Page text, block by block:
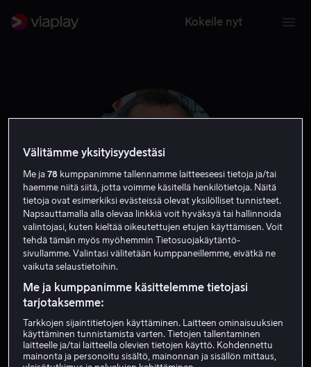
Kokeile nyt
Isaac Florentine
Ohjaaja Tuottaja
Välitämme yksityisyydestäsi
Me ja78 kumppanimme tallennamme laitteeseesi tietoja ja/tai
haemme niitä siitä, jotta voimme käsitellä henkilötietoja. Näitä
tietoja ovat esimerkiksi evästeissä olevat yksilölliset tunnisteet.
Napsauttamalla alla olevaa linkkiä voit hyväksyä tai hallinnoida
valintojasi, kuten kieltää oikeutettujen etujen käyttämisen. Voit
tehdä tämän myös myöhemmin Tietosuojakäytäntö-
sivullamme. Valintasi välitetään kumppaneillemme, eivätkä ne
vaikuta selaustietoihin.
Me ja kumppanimme käsittelemme tietojasi
tarjotaksemme:
Tarkkojen sijaintitietojen käyttäminen. Laitteen ominaisuuksien
käyttäminen tunnistamista varten. Tietojen tallentaminen
laitteelle ja/tai laitteella olevien tietojen käyttö. Kohdennettu
mainonta ja personoitu sisältö, mainonnan ja sisällön mittaus,